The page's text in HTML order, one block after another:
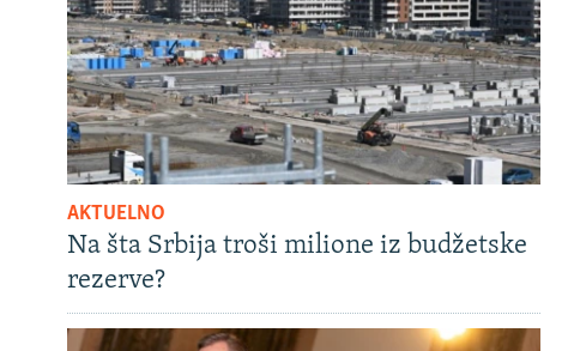
AKTUELNO
Na šta Srbija troši milione iz budžetske
rezerve?